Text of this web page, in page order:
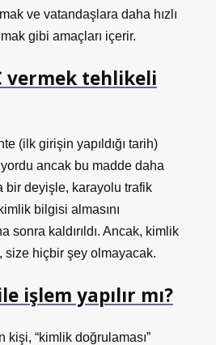
ve vatandaşlara daha hızlı
gibi amaçları içerir.
vermek tehlikeli
(ilk girişin yapıldığı tarih)
ancak bu madde daha
bir deyişle, karayolu trafik
bilgisi almasını
sonra kaldırıldı. Ancak, kimlik
size hiçbir şey olmayacak.
işlem yapılır mı?
“kimlik doğrulaması”